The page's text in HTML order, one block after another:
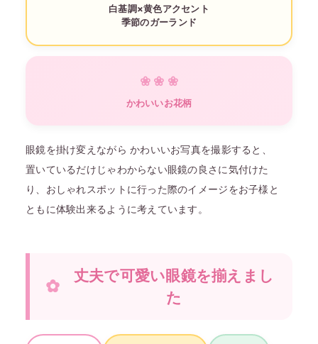
白基調×黄色アクセント
季節のガーランド
かわいいお花柄
眼鏡を掛け変えながら かわいいお写真を撮影すると、
置いているだけじゃわからない眼鏡の良さに気付けた
り、おしゃれスポットに行った際のイメージをお子様と
ともに体験出来るように考えています。
丈夫で可愛い眼鏡を揃えまし
た